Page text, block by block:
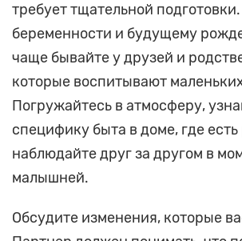
требует тщательной подготовки.
беременности и будущему
чаще бывайте у друзей и
которые воспитывают
Погружайтесь в атмосферу,
специфику быта в доме, где есть
наблюдайте друг за другом в
малышней.
Обсудите изменения, которые